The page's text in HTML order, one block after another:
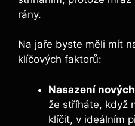
rány.
Na jaře byste měli mít
klíčových faktorů:
Nasazení
že stříháte, když
klíčit, v ideálním